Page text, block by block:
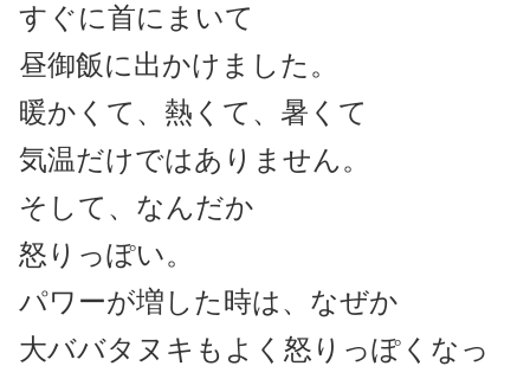
すぐに首にまいて
昼御飯に出かけました。
暖かくて、熱くて、暑くて
気温だけではありません。
そして、なんだか
怒りっぽい。
パワーが増した時は、なぜか
大ババタヌキもよく怒りっぽくなっ